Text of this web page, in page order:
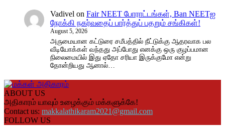
Vadivel on Fair NEET போராட்டங்கள், Ban NEETஐ
நோக்கி நகர்வதைப் பார்த்துப் பதறும் சங்கிகள்!
August 5, 2026
அருமையான கட்டுரை சமீபத்தில் நீட்டுக்கு ஆதரவாக பல
வீடியோக்கள் வந்தது அப்போது எனக்கு ஒரு குழப்பமான
நிலைமையில் இது ஏதோ சரியா இருக்குமோ என்று
தோன்றியது ஆனால்…
ABOUT US
அதிகாரம் யாவும் உழைக்கும் மக்களுக்கே!
Contact us: makkalathikaram2021@gmail.com
FOLLOW US